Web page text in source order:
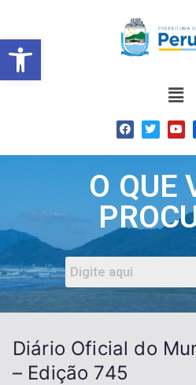
Barra de
O QUE
Diário Oficial do
– Edição 745